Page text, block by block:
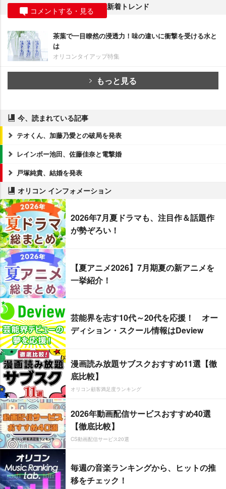
コメントする・見る 新着トレンド
茶葉で一目瞭然の浸透力！味の違いに衝撃を受ける水と
は
オリコンタイアップ特集
もっと見る
今、読まれている記事
テオくん、加藤乃愛との破局を発表
レインボー池田、佐藤佳奈と電撃婚
戸塚純貴、結婚を発表
オリコン インフォメーション
2026年7月夏ドラマも、注目作＆話題作
が勢ぞろい！
【夏アニメ2026】7月期夏の新アニメを
一挙紹介！
芸能界を志す10代～20代を応援！ オー
ディション・スクール情報はDeview
漫画読み放題サブスクおすすめ11選【徹
底比較】
オリコン顧客満足度ランキング
2026年動画配信サービスおすすめ40選
【徹底比較】
CS動画配信サービス20選
毎週の音楽ランキングから、ヒットの推
移をチェック！